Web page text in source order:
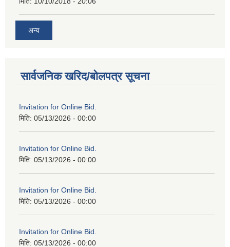
अन्य
सार्वजनिक खरिद/बोलपत्र सूचना
Invitation for Online Bid.
मिति: 05/13/2026 - 00:00
Invitation for Online Bid.
मिति: 05/13/2026 - 00:00
Invitation for Online Bid.
मिति: 05/13/2026 - 00:00
Invitation for Online Bid.
मिति: 05/13/2026 - 00:00